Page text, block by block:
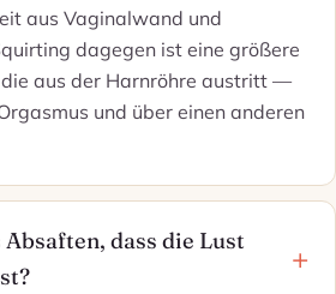
aus Vaginalwand und
dagegen ist eine größere
die aus der Harnröhre austritt —
und über einen anderen
dass die Lust